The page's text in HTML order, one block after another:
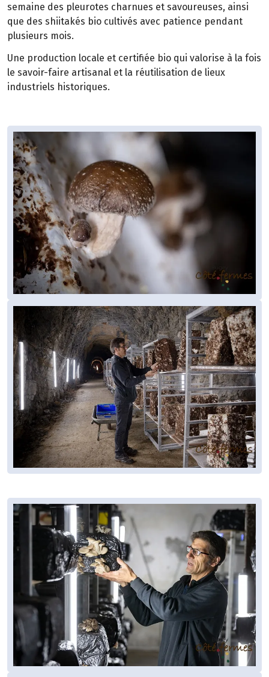
semaine des pleurotes charnues et savoureuses, ainsi
que des shiitakés bio cultivés avec patience pendant
plusieurs mois.
Une production locale et certifiée bio qui valorise à la fois
le savoir-faire artisanal et la réutilisation de lieux
industriels historiques.